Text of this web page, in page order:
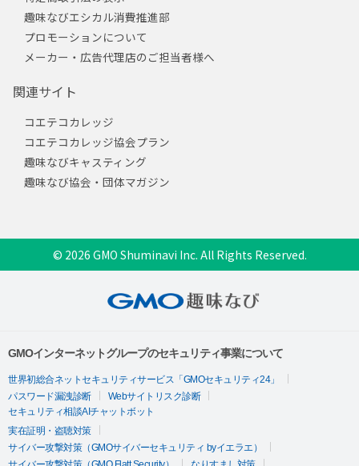
趣味なびエシカル消費推進部
プロモーションについて
メーカー・広告代理店のご担当者様へ
関連サイト
コエテコカレッジ
コエテコカレッジ協会プラン
趣味なびキャスティング
趣味なび協会・団体マガジン
© 2026 GMO Shuminavi Inc. All Rights Reserved.